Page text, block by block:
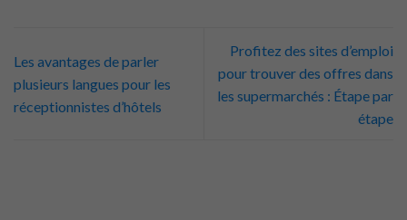
Les avantages de parler
plusieurs langues pour les
réceptionnistes d’hôtels
Profitez des sites d’emploi
pour trouver des offres dans
les supermarchés : Étape par
étape